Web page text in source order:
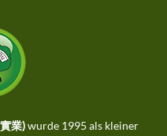
業)wurde 1995 als kleiner